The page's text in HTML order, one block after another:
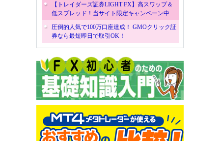
【トレイダーズ証券LIGHT FX】高スワップ＆
低スプレッド！当サイト限定キャンペーン中
圧倒的人気で100万口座達成！ GMOクリック証
券なら最短即日で取引OK！